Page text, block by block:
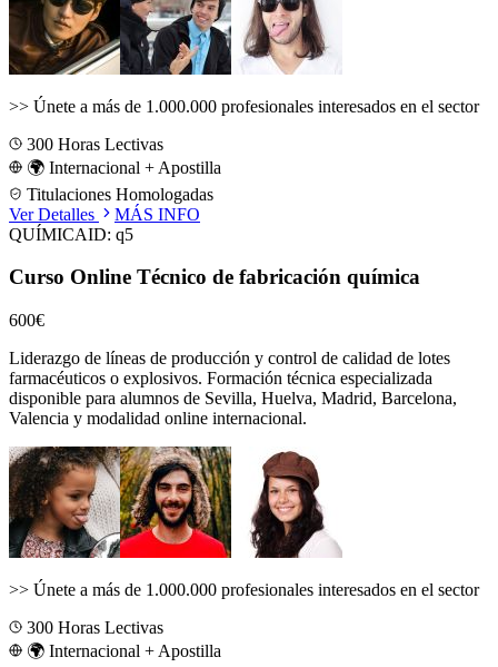
>> Únete a más de 1.000.000 profesionales interesados en el sector
300 Horas Lectivas
🌍 Internacional + Apostilla
Titulaciones Homologadas
Ver Detalles
MÁS INFO
QUÍMICAID: q5
Curso Online Técnico de fabricación química
600€
Liderazgo de líneas de producción y control de calidad de lotes
farmacéuticos o explosivos. Formación técnica especializada
disponible para alumnos de Sevilla, Huelva, Madrid, Barcelona,
Valencia y modalidad online internacional.
>> Únete a más de 1.000.000 profesionales interesados en el sector
300 Horas Lectivas
🌍 Internacional + Apostilla